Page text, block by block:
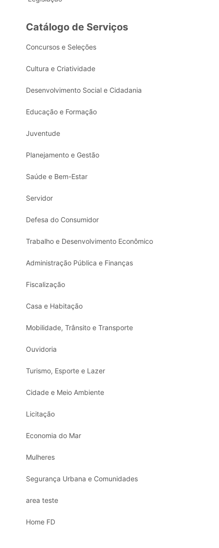
Catálogo de Serviços
Concursos e Seleções
Cultura e Criatividade
Desenvolvimento Social e Cidadania
Educação e Formação
Juventude
Planejamento e Gestão
Saúde e Bem-Estar
Servidor
Defesa do Consumidor
Trabalho e Desenvolvimento Econômico
Administração Pública e Finanças
Fiscalização
Casa e Habitação
Mobilidade, Trânsito e Transporte
Ouvidoria
Turismo, Esporte e Lazer
Cidade e Meio Ambiente
Licitação
Economia do Mar
Mulheres
Segurança Urbana e Comunidades
area teste
Home FD